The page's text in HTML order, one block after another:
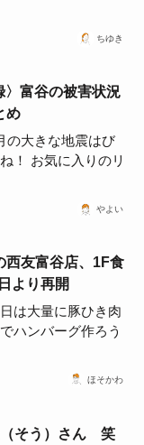
ちゆき
〉富谷の被害状況
め
の大きな地震はび
！ お気に入りのリ
やよい
西友富谷店、1F食
より再開
は大量に豚ひき肉
ハンバーグ作ろう
ほそかわ
そう）さん 笑